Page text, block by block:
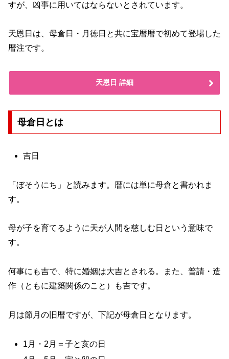
すが、凶事に用いてはならないとされています。
天恩日は、母倉日・月徳日と共に宝暦暦で初めて登場した
暦注です。
天恩日 詳細
母倉日とは
吉日
「ぼそうにち」と読みます。暦には単に母倉と書かれま
す。
母が子を育てるように天が人間を慈しむ日という意味で
す。
何事にも吉で、特に婚姻は大吉とされる。また、普請・造
作（ともに建築関係のこと）も吉です。
月は節月の旧暦ですが、下記が母倉日となります。
1月・2月＝子と亥の日